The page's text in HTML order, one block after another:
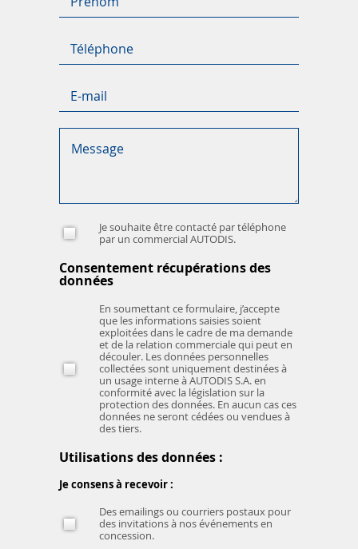
COMPTABILITÉ
Heures d'ouverture :
Lundi - vendredi :
CARROSSERIE
Email :
Heures d'ouverture :
Lundi - vendredi :
Heures d'ouverture :
8h00 à 17h00
32 64 34 33
magasin.mersch@autodis.lu
Je souhaite être contacté par téléphone
par un commercial AUTODIS.
Consentement récupérations des
données
En soumettant ce formulaire, j’accepte
que les informations saisies soient
exploitées dans le cadre de ma demande
et de la relation commerciale qui peut en
découler. Les données personnelles
collectées sont uniquement destinées à
un usage interne à AUTODIS S.A. en
conformité avec la législation sur la
protection des données. En aucun cas ces
données ne seront cédées ou vendues à
des tiers.
Utilisations des données :
Je consens à recevoir :
Des emailings ou courriers postaux pour
des invitations à nos événements en
concession.